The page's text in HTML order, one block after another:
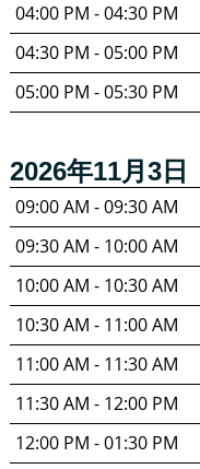
04:00 PM - 04:30 PM
04:30 PM - 05:00 PM
05:00 PM - 05:30 PM
2026年11月3日
09:00 AM - 09:30 AM
09:30 AM - 10:00 AM
10:00 AM - 10:30 AM
10:30 AM - 11:00 AM
11:00 AM - 11:30 AM
11:30 AM - 12:00 PM
12:00 PM - 01:30 PM